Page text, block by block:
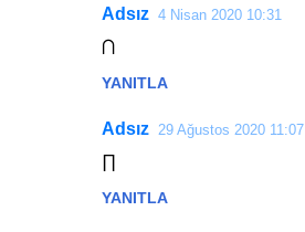
Adsız 4 Nisan 2020 10:31
⋂
YANITLA
Adsız 29 Ağustos 2020 11:07
∏
YANITLA